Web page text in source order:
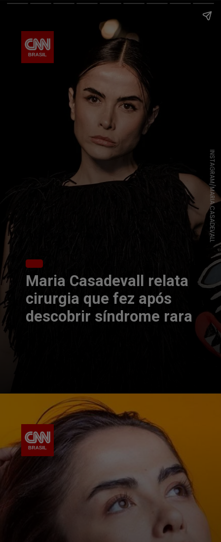
Maria Casadevall relata
cirurgia que fez após
descobrir síndrome rara
INSTAGRAM/MARIA CASADEVALL